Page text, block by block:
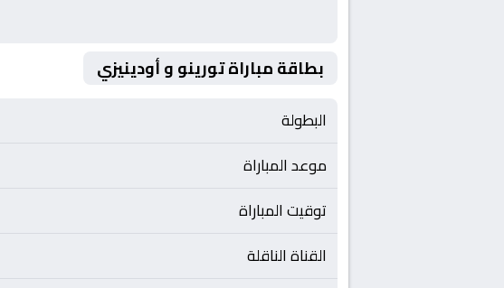
بطاقة مباراة تورينو و أودينيزي
البطولة
موعد المباراة
توقيت المباراة
القناة الناقلة